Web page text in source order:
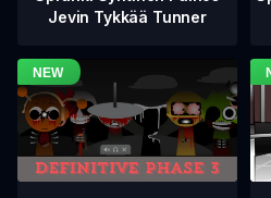
Jevin Tykkää Tunner